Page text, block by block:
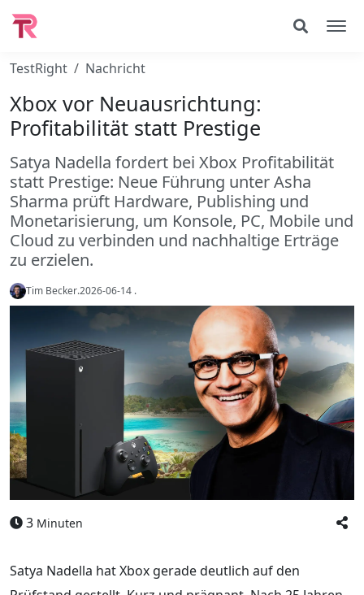
TestRight Nachricht
Xbox vor Neuausrichtung:
Profitabilität statt Prestige
Satya Nadella fordert bei Xbox Profitabilität
statt Prestige: Neue Führung unter Asha
Sharma prüft Hardware, Publishing und
Monetarisierung, um Konsole, PC, Mobile und
Cloud zu verbinden und nachhaltige Erträge
zu erzielen.
Tim Becker.2026-06-14 .
3 Minuten
Satya Nadella hat Xbox gerade deutlich auf den